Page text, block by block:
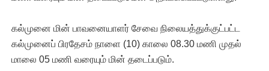
கல்முனை மின் பாவனையாளர் சேவை நிலையத்துக்குட்பட்ட
கல்முனைப் பிரதேசம் நாளை (10) காலை 08.30 மணி முதல்
மாலை 05 மணி வரையும் மின் தடைப்படும்.